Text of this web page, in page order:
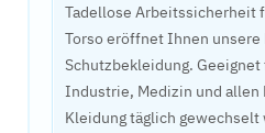
Tadellose Arbeitssicherheit
Torso eröffnet Ihnen unsere
Schutzbekleidung. Geeignet
Industrie, Medizin und allen
Kleidung täglich